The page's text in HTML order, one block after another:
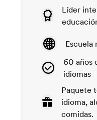
Líder
Escuela
60 años
idiomas
Paquete
idioma,
comidas.